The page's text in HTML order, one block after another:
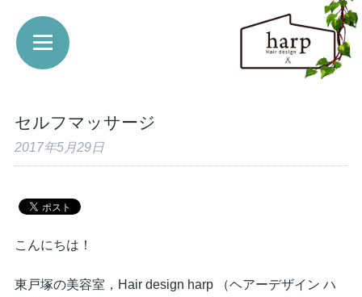
セルフマッサージ
2017年5月29日
こんにちは！
東戸塚の美容室，Hair design harp （ヘアーデザイン ハ